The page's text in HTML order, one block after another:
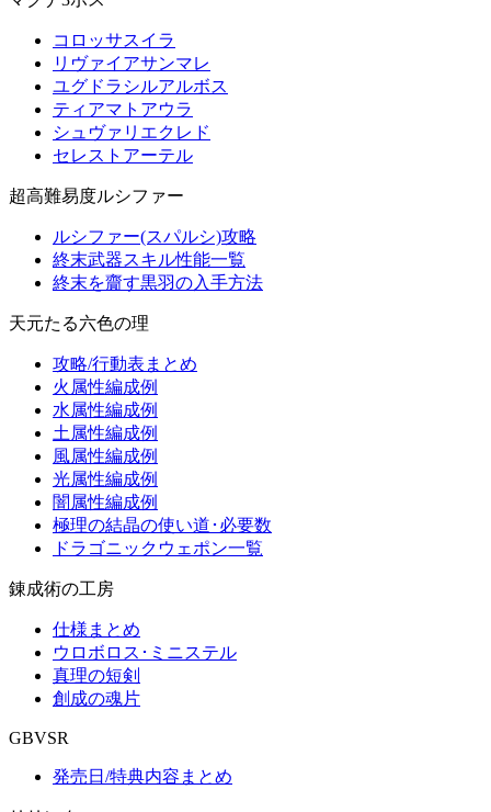
コロッサスイラ
リヴァイアサンマレ
ユグドラシルアルボス
ティアマトアウラ
シュヴァリエクレド
セレストアーテル
超高難易度ルシファー
ルシファー(スパルシ)攻略
終末武器スキル性能一覧
終末を齎す黒羽の入手方法
天元たる六色の理
攻略/行動表まとめ
火属性編成例
水属性編成例
土属性編成例
風属性編成例
光属性編成例
闇属性編成例
極理の結晶の使い道･必要数
ドラゴニックウェポン一覧
錬成術の工房
仕様まとめ
ウロボロス･ミニステル
真理の短剣
創成の魂片
GBVSR
発売日/特典内容まとめ